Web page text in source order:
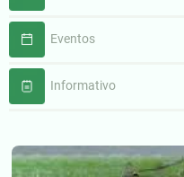
Eventos
Informativo